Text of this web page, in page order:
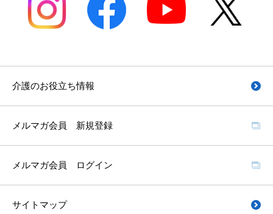
介護のお役立ち情報
メルマガ会員 新規登録
メルマガ会員 ログイン
サイトマップ